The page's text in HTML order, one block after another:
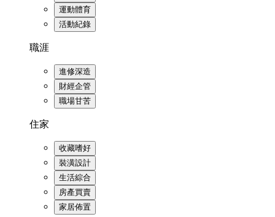
運動體育
活動紀錄
職涯
進修深造
財經企管
職場甘苦
住家
收藏嗜好
裝潢設計
生活綜合
房產買賣
家居佈置